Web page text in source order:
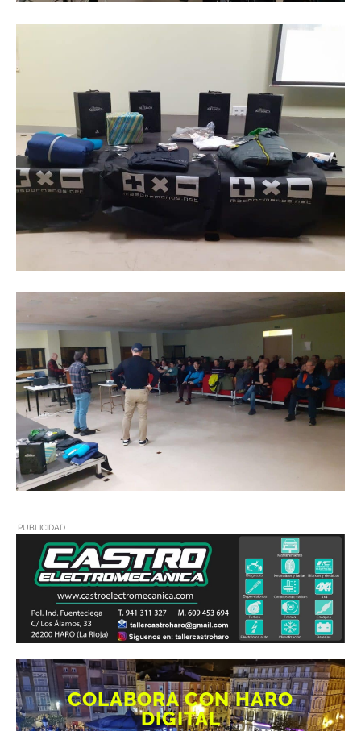
PUBLICIDAD
COLABORA CON HARO
DIGITAL